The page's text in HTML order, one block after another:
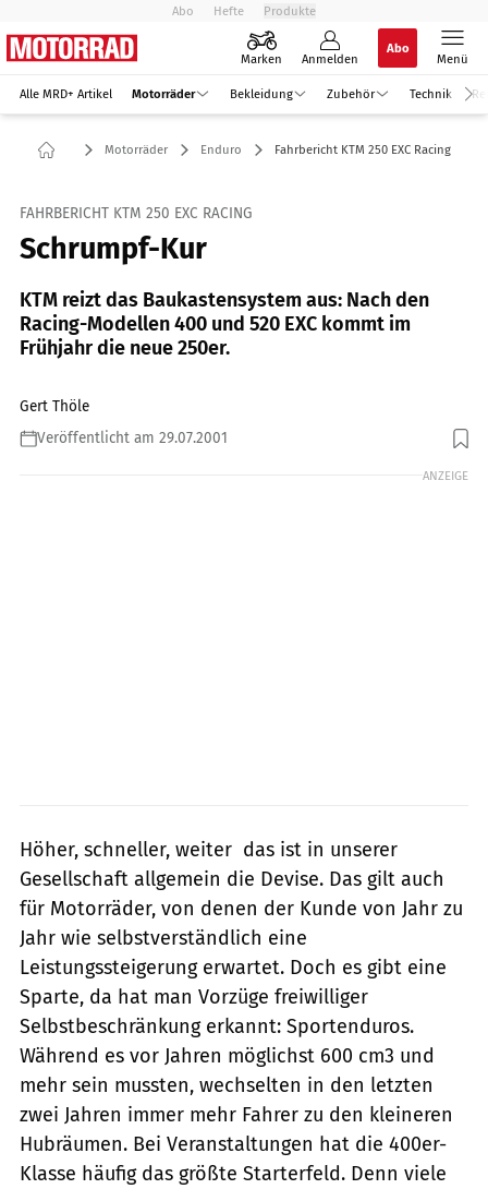
Abo Hefte Produkte
Marken Anmelden
Abo
Menü
Alle MRD+ Artikel Motorräder Bekleidung Zubehör Technik
Motorräder Enduro Fahrbericht KTM 250 EXC Racing
FAHRBERICHT KTM 250 EXC RACING
Schrumpf-Kur
KTM reizt das Baukastensystem aus: Nach den
Racing-Modellen 400 und 520 EXC kommt im
Frühjahr die neue 250er.
Gert Thöle
Veröffentlicht am 29.07.2001
ANZEIGE
Höher, schneller, weiter  das ist in unserer
Gesellschaft allgemein die Devise. Das gilt auch
für Motorräder, von denen der Kunde von Jahr zu
Jahr wie selbstverständlich eine
Leistungssteigerung erwartet. Doch es gibt eine
Sparte, da hat man Vorzüge freiwilliger
Selbstbeschränkung erkannt: Sportenduros.
Während es vor Jahren möglichst 600 cm3 und
mehr sein mussten, wechselten in den letzten
zwei Jahren immer mehr Fahrer zu den kleineren
Hubräumen. Bei Veranstaltungen hat die 400er-
Klasse häufig das größte Starterfeld. Denn viele